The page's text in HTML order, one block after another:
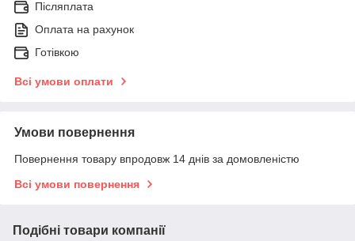
Післяплата
Оплата на рахунок
Готівкою
Всі умови оплати
Умови повернення
Повернення товару впродовж 14 днів за домовленістю
Всі умови повернення
Подібні товари компанії